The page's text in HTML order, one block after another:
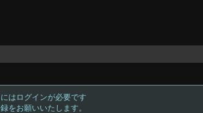
はログインが必要です
をお願いいたします。